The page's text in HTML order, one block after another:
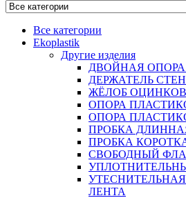
Все категории
Ekoplastik
Другие изделия
ДВОЙНАЯ
ДЕРЖАТЕЛЬ
ЖЁЛОБ
ОПОРА
ОПОРА
ПРОБКА
ПРОБКА
СВОБОДНЫЙ
ЛЕНТА